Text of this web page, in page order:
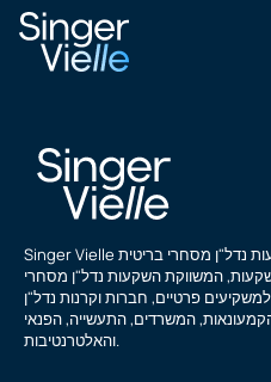
ריקי האמפריס
Singer Vielle היא סוכנות השקעות נדל"ן מסחרי בריטית
המשווקת השקעות נדל"ן מסחרי
פרטיים, חברות וקרנות נדל"ן
המשרדים, התעשייה, הפנאי
והאלטרנטיבות.